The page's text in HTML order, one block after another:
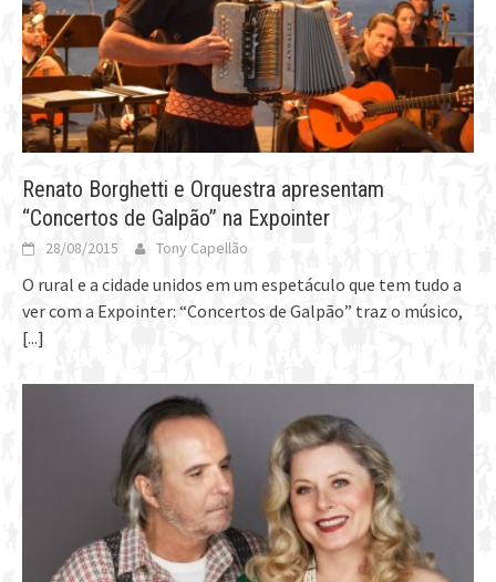
Renato Borghetti e Orquestra apresentam
“Concertos de Galpão” na Expointer
28/08/2015 Tony Capellão
O rural e a cidade unidos em um espetáculo que tem tudo a
ver com a Expointer: “Concertos de Galpão” traz o músico,
[...]